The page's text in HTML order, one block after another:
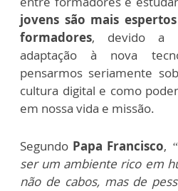
jovens são mais
formadores, devido a
adaptação à nova
pensarmos seriamente
cultura digital e como
em nossa vida e missão.
Segundo Papa Francisco,
ser um ambiente rico em
não de cabos, mas de